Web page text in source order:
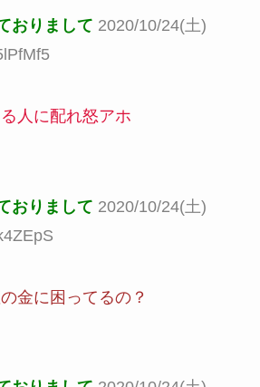
おりまして 2020/10/24(土)
人に配れ怒アホ
おりまして 2020/10/24(土)
金に困ってるの？